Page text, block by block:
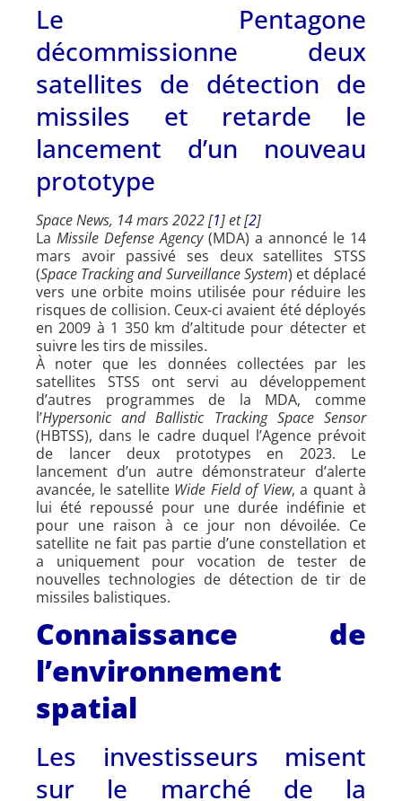
Le Pentagone
décommissionne deux
satellites de détection de
missiles et retarde le
lancement d’un nouveau
prototype
Space News, 14 mars 2022 [1] et [2]
La Missile Defense Agency(MDA) a annoncé le 14
mars avoir passivé ses deux satellites STSS
(Space Tracking and Surveillance System) et déplacé
vers une orbite moins utilisée pour réduire les
risques de collision. Ceux-ci avaient été déployés
en 2009 à 1 350 km d’altitude pour détecter et
suivre les tirs de missiles.
À noter que les données collectées par les
satellites STSS ont servi au développement
d’autres programmes de la MDA, comme
l’Hypersonic and Ballistic Tracking Space Sensor
(HBTSS), dans le cadre duquel l’Agence prévoit
de lancer deux prototypes en 2023. Le
lancement d’un autre démonstrateur d’alerte
avancée, le satellite Wide Field of View, a quant à
lui été repoussé pour une durée indéfinie et
pour une raison à ce jour non dévoilée. Ce
satellite ne fait pas partie d’une constellation et
a uniquement pour vocation de tester de
nouvelles technologies de détection de tir de
missiles balistiques.
Connaissance de
l’environnement
spatial
Les investisseurs misent
sur le marché de la